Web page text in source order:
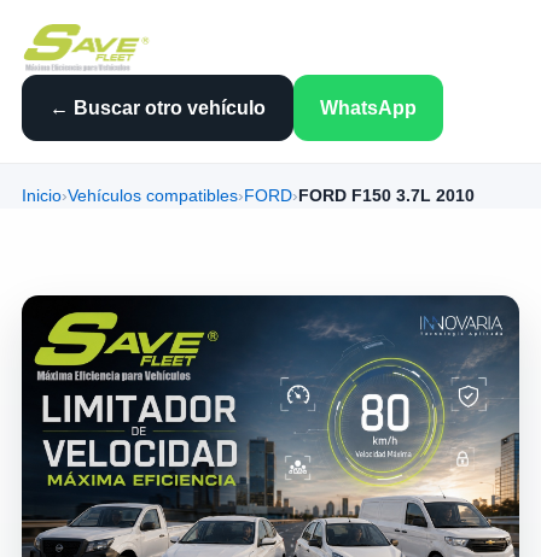
← Buscar otro vehículo WhatsApp
Inicio›Vehículos compatibles› FORD› FORD F150 3.7L 2010